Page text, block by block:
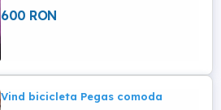
600 RON
Vind bicicleta Pegas comoda